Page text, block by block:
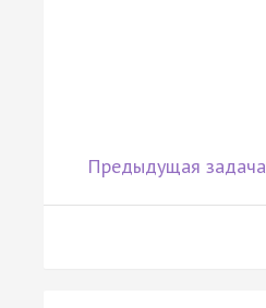
Предыдущая задача